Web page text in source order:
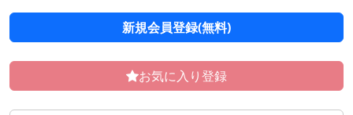
新規会員登録(無料)
お気に入り登録